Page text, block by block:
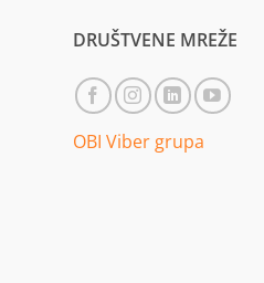
DRUŠTVENE MREŽE
OBI Viber grupa